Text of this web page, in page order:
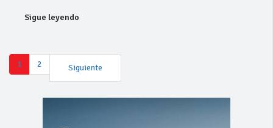
Sigue leyendo
1 2 Siguiente